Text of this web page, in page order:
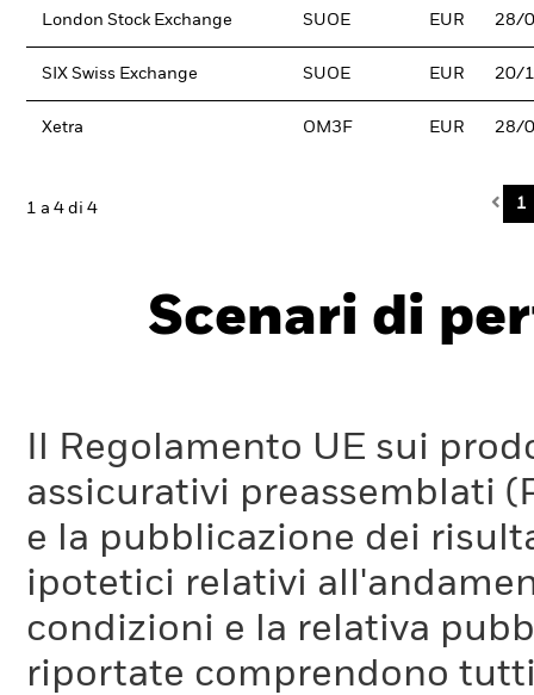
London Stock Exchange SUOE EUR 28/
SIX Swiss Exchange SUOE EUR 20/
Xetra OM3F EUR 28/
1 a 4 di 4 1
Scenari di
Il Regolamento UE sui
assicurativi preassemblati
e la pubblicazione dei
ipotetici relativi
condizioni e la relativa
riportate comprendono